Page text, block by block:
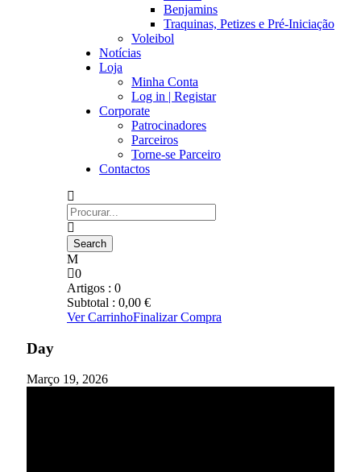
Benjamins
Traquinas, Petizes e Pré-Iniciação
Voleibol
Notícias
Loja
Minha Conta
Log in | Registar
Corporate
Patrocinadores
Parceiros
Torne-se Parceiro
Contactos
0
Artigos : 0
Subtotal : 0,00 €
Ver CarrinhoFinalizar Compra
Day
Março 19, 2026